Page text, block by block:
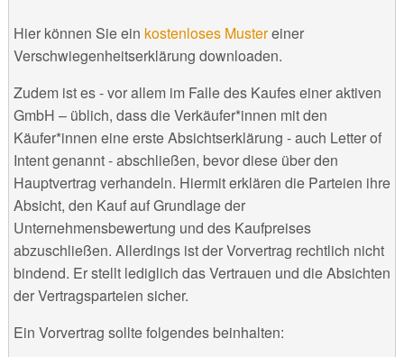
Hier können Sie ein kostenloses Mustereiner
Verschwiegenheitserklärung downloaden.
Zudem ist es - vor allem im Falle des Kaufes einer aktiven
GmbH – üblich, dass die Verkäufer*innen mit den
Käufer*innen eine erste Absichtserklärung - auch Letter of
Intent genannt - abschließen, bevor diese über den
Hauptvertrag verhandeln. Hiermit erklären die Parteien ihre
Absicht, den Kauf auf Grundlage der
Unternehmensbewertung und des Kaufpreises
abzuschließen. Allerdings ist der Vorvertrag rechtlich nicht
bindend. Er stellt lediglich das Vertrauen und die Absichten
der Vertragsparteien sicher.
Ein Vorvertrag sollte folgendes beinhalten: